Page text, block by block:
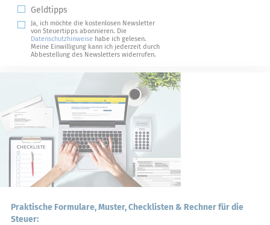
Geldtipps
Ja, ich möchte die kostenlosen Newsletter
von Steuertipps abonnieren. Die
Datenschutzhinweise habe ich gelesen.
Meine Einwilligung kann ich jederzeit durch
Abbestellung des Newsletters widerrufen.
Praktische Formulare, Muster, Checklisten & Rechner für die
Steuer: